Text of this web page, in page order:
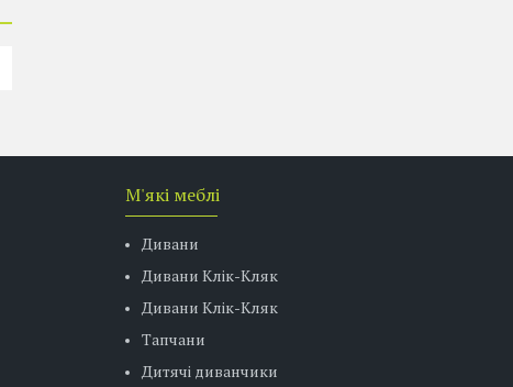
М'які меблі
Дивани
Дивани Клік-Кляк
Дивани Клік-Кляк
Тапчани
Дитячі диванчики